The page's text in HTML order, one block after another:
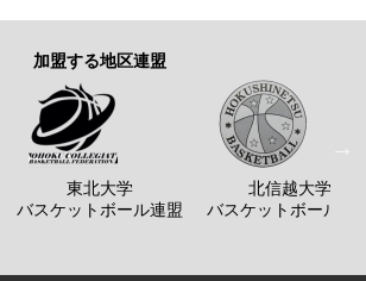
加盟する地区連盟
東北大学
バスケットボール連盟
北信越大学
バスケットボール連